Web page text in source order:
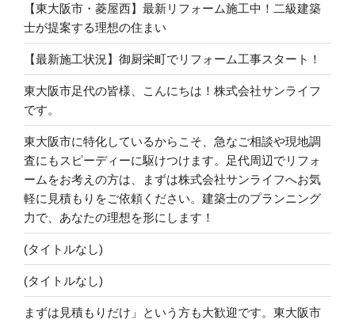
【東大阪市・菱屋西】最新リフォーム施工中！二級建築
士が提案する理想の住まい
【最新施工状況】御厨栄町でリフォーム工事スタート！
東大阪市足代の皆様、こんにちは！株式会社サンライフ
です。
東大阪市に特化しているからこそ、急なご相談や現地調
査にもスピーディーに駆けつけます。足代周辺でリフォ
ームをお考えの方は、まずは株式会社サンライフへお気
軽に見積もりをご依頼ください。建築士のプランニング
力で、あなたの理想を形にします！
(タイトルなし)
(タイトルなし)
まずは見積もりだけ」という方も大歓迎です。東大阪市